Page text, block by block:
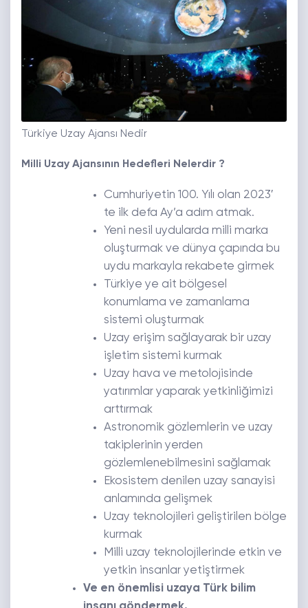
Türkiye Uzay Ajansı Nedir
Milli Uzay Ajansının Hedefleri Nelerdir ?
Cumhuriyetin 100. Yılı olan 2023′
te ilk defa Ay’a adım atmak.
Yeni nesil uydularda milli marka
oluşturmak ve dünya çapında bu
uydu markayla rekabete girmek
Türkiye ye ait bölgesel
konumlama ve zamanlama
sistemi oluşturmak
Uzay erişim sağlayarak bir uzay
işletim sistemi kurmak
Uzay hava ve metolojisinde
yatırımlar yaparak yetkinliğimizi
arttırmak
Astronomik gözlemlerin ve uzay
takiplerinin yerden
gözlemlenebilmesini sağlamak
Ekosistem denilen uzay sanayisi
anlamında gelişmek
Uzay teknolojileri geliştirilen bölge
kurmak
Milli uzay teknolojilerinde etkin ve
yetkin insanlar yetiştirmek
Ve en önemlisi uzaya Türk bilim